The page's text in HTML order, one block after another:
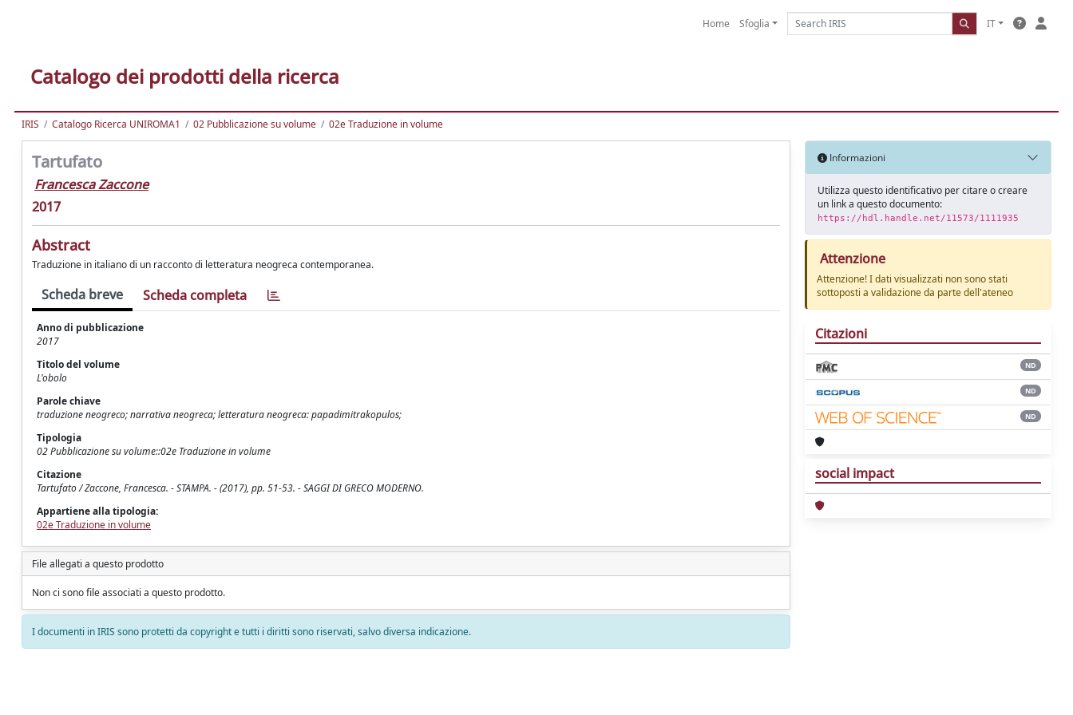
Home Sfoglia IT
Catalogo dei prodotti della ricerca
IRIS Catalogo Ricerca UNIROMA1 02 Pubblicazione su volume 02e Traduzione in volume
Tartufato
Francesca Zaccone
2017
Abstract
Traduzione in italiano di un racconto di letteratura neogreca contemporanea.
Scheda breve Scheda completa
Anno di pubblicazione
2017
Titolo del volume
L'obolo
Parole chiave
traduzione neogreco; narrativa neogreca; letteratura neogreca: papadimitrakopulos;
Tipologia
02 Pubblicazione su volume::02e Traduzione in volume
Citazione
Tartufato / Zaccone, Francesca. - STAMPA. - (2017), pp. 51-53. - SAGGI DI GRECO MODERNO.
Appartiene alla tipologia:
02e Traduzione in volume
File allegati a questo prodotto
Non ci sono file associati a questo prodotto.
I documenti in IRIS sono protetti da copyright e tutti i diritti sono riservati, salvo diversa indicazione.
Informazioni
Utilizza questo identificativo per citare o creare
un link a questo documento:
https://hdl.handle.net/11573/1111935
Attenzione
Attenzione! I dati visualizzati non sono stati
sottoposti a validazione da parte dell'ateneo
Citazioni
ND
ND
ND
social impact